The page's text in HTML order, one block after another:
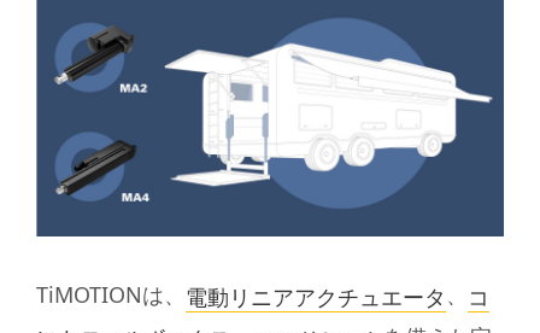
TiMOTIONは、 電動リニアアクチュエータ 、 コ